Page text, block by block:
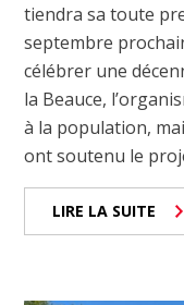
tiendra sa toute
septembre
célébrer une
la Beauce,
à la population,
ont soutenu le
LIRE LA SUITE